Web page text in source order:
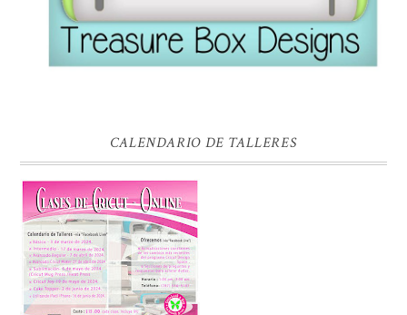
CALENDARIO DE TALLERES